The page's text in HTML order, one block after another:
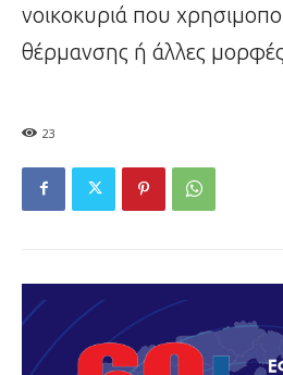
νοικοκυριά που
θέρμανσης ή άλλες
23